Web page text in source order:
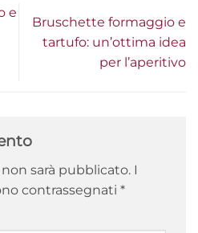
e
Bruschette formaggio e
tartufo: un’ottima idea
per l’aperitivo
sarà pubblicato. I
contrassegnati *